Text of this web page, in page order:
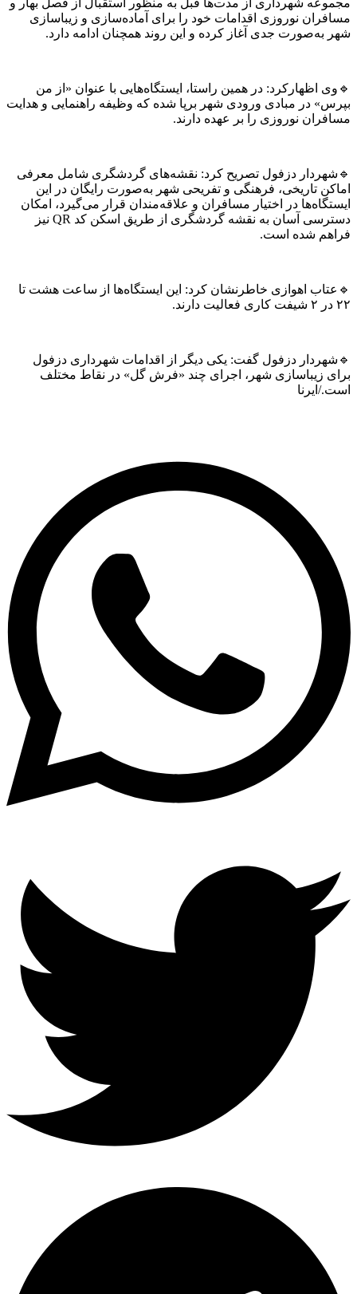
نوروزی اقدامات خود را برای آماده‌سازی و زیباسازی
جدی آغاز کرده و این روند همچنان ادامه دارد.
اظهارکرد: در همین راستا، ایستگاه‌هایی با عنوان «از من
در مبادی ورودی شهر برپا شده که وظیفه راهنمایی و هدایت
نوروزی را بر عهده دارند.
دزفول تصریح کرد: نقشه‌های گردشگری شامل معرفی
تاریخی، فرهنگی و تفریحی شهر به‌صورت رایگان در این
در اختیار مسافران و علاقه‌مندان قرار می‌گیرد، امکان
دسترسی آسان به نقشه گردشگری از طریق اسکن کد QR نیز
شده است.
اهوازی خاطرنشان کرد: این ایستگاه‌ها از ساعت هشت تا
دزفول گفت: یکی دیگر از اقدامات شهرداری دزفول
زیباسازی شهر، اجرای چند «فرش گل» در نقاط مختلف